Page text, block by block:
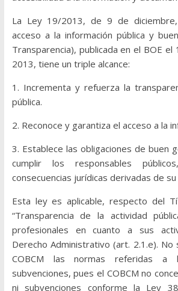
La Ley 19/2013, de 9 de
acceso a la información pública y
Transparencia), publicada en el BOE
2013, tiene un triple alcance:
1. Incrementa y refuerza la
pública.
2. Reconoce y garantiza el acceso a la
3. Establece las obligaciones de buen
cumplir los responsables
consecuencias jurídicas derivadas de
Esta ley es aplicable, respecto del
“Transparencia de la actividad
profesionales en cuanto a sus
Derecho Administrativo (art. 2.1.e). No
COBCM las normas referidas a
subvenciones, pues el COBCM no
ni subvenciones conforme la Ley